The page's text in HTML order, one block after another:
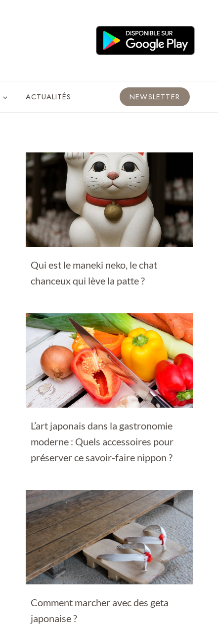
ACTUALITÉS NEWSLETTER
Qui est le maneki neko, le chat
chanceux qui lève la patte ?
L’art japonais dans la gastronomie
moderne : Quels accessoires pour
préserver ce savoir-faire nippon ?
Comment marcher avec des geta
japonaise ?